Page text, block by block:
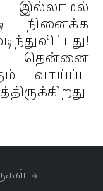
இல்லாமல்
நினைக்க
தென்னை
வாய்ப்பு